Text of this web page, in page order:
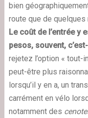
bien
route que de quelques
Le coût de l’entrée y
pesos, souvent,
rejetez l’option « tout-
peut-être plus
lorsqu’il y en a, un
carrément en vélo
notamment des